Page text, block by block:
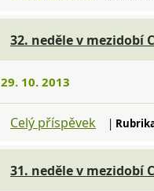
32. neděle v mezidobí C
29. 10. 2013
Celý příspěvek |
31. neděle v mezidobí C